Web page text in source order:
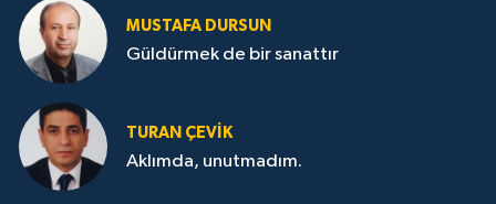
MUSTAFA DURSUN
Güldürmek de bir sanattır
TURAN ÇEVİK
Aklımda, unutmadım.